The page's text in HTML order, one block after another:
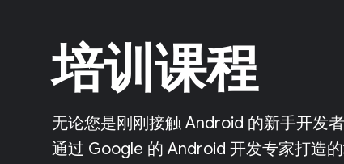
培训课程
无论您是刚刚接触 Android 的新手开发
通过 Google 的 Android 开发专家打造